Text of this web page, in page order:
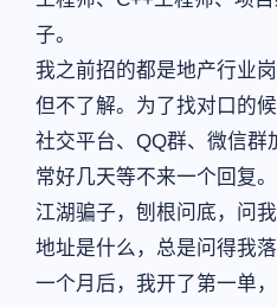
子。
我之前招的都是地产行业
但不了解。为了找对口的
社交平台、QQ群、微信群
常好几天等不来一个回复
江湖骗子，刨根问底，问
地址是什么，总是问得我落
一个月后，我开了第一单